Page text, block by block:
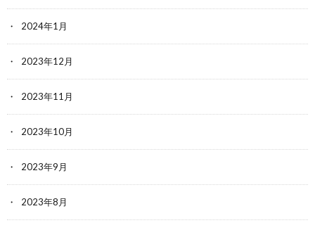
2024年1月
2023年12月
2023年11月
2023年10月
2023年9月
2023年8月